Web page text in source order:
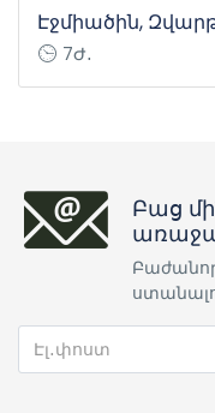
Էջմիածին,
7Ժ․
Բաց